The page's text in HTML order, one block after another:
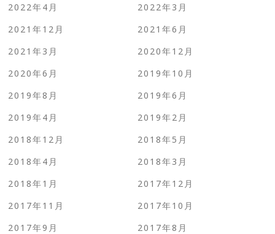
2022年4月
2022年3月
2021年12月
2021年6月
2021年3月
2020年12月
2020年6月
2019年10月
2019年8月
2019年6月
2019年4月
2019年2月
2018年12月
2018年5月
2018年4月
2018年3月
2018年1月
2017年12月
2017年11月
2017年10月
2017年9月
2017年8月